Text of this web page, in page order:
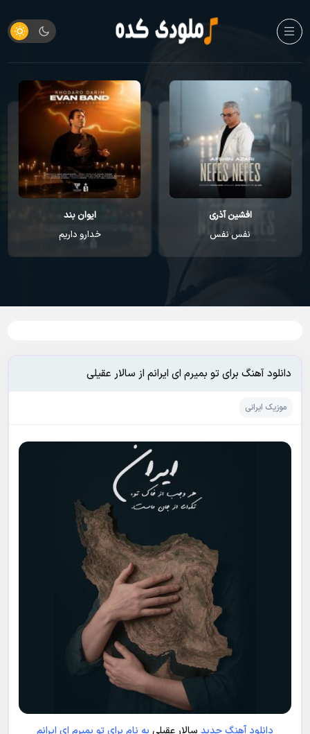
افشین آذری
نفس نفس
ایوان بند
خدارو داریم
دانلود آهنگ برای تو بمیرم ای ایرانم از سالار عقیلی
موزیک ایرانی
دانلود آهنگ جدید سالار عقیلی به نام برای تو بمیرم ای ایرانم